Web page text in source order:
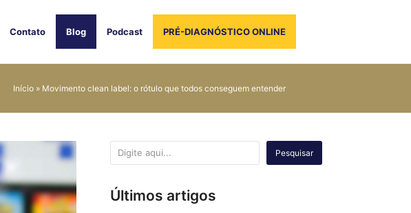
Contato Blog Podcast PRÉ-DIAGNÓSTICO ONLINE
Início » Movimento clean label: o rótulo que todos conseguem entender
Pesquisar
Últimos artigos